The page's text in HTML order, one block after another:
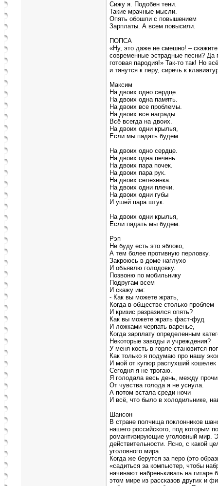
Сижу я. Подобен тени.
Такие мрачные мысли.
Опять обошли с повышением
Зарплаты. А всем повысили.
ПОПСА
«Ну, это даже не смешно! –
современные эстрадные песни? Да
готовая пародия!» Так-то так! Но
и тянутся к перу, сиречь к
Максим
На двоих одно сердце.
На двоих одна память.
На двоих все проблемы.
На двоих все награды.
Всё всегда на двоих.
На двоих одни крылья,
Если мы падать будем.
На двоих одно сердце.
На двоих одна печень.
На двоих пара почек.
На двоих пара рук.
На двоих селезенка.
На двоих одни плечи.
На двоих одни губы
И ушей пара штук.
На двоих одни крылья,
Если падать мы будем.
Рэп
Не буду есть это яблоко,
А тем более противную перловку.
Закроюсь в доме наглухо
И объявлю голодовку.
Позвоню по мобильнику
Подругам всем
И скажу им:
- Как вы можете жрать,
Когда в обществе столько проблем
И кризис разразился опять?
Как вы можете жрать фаст-фуд
И ложками черпать варенье,
Когда зарплату определенным
Некоторые заводы и учреждения?
У меня кость в горле становится
Как только я подумаю про нашу
И мой от купюр распухший кошелек
Сегодня я не трогаю.
Я голодала весь день, между
От чувства голода я не уснула.
А потом встала среди ночи
И всё, что было в холодильнике,
Шансон
В стране полчища поклонников
нашего российского, под которым
романтизирующие уголовный мир.
действительности. Ясно, с какой
уголовного мира.
Когда же берутся за перо (это
«садиться за компьютер, чтобы
начинают набренькивать на
этом мире из рассказов других и